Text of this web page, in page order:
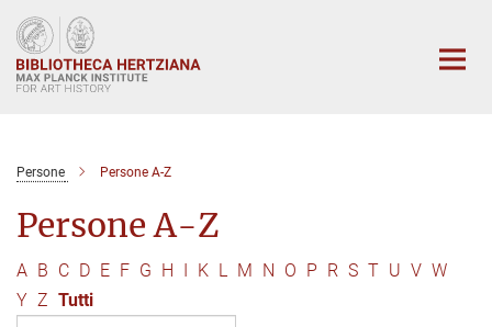
Main-
Content
Persone Persone A-Z
Persone A-Z
A B C D E F G H I K L M N O P R S T U V W
Y Z Tutti